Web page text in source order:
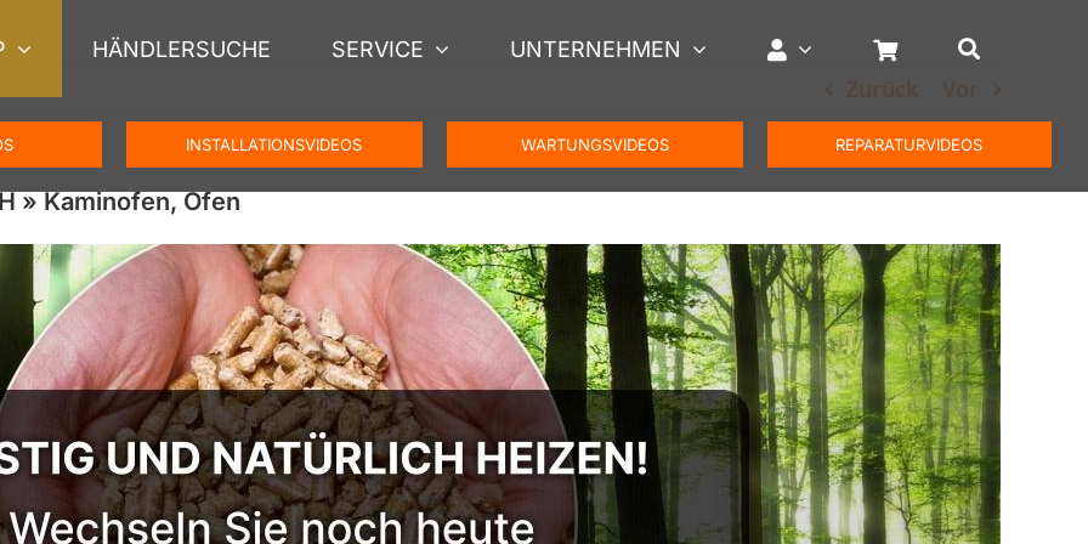
HÄNDLERSUCHE SERVICE UNTERNEHMEN
INSTALLATIONSVIDEOS WARTUNGSVIDEOS REPARATURVIDEOS
Zurück Vor
» Kaminofen, Ofen